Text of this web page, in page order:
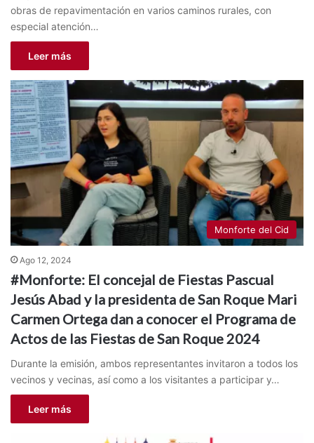
obras de repavimentación en varios caminos rurales, con
especial atención…
Leer más
Monforte del Cid
Ago 12, 2024
#Monforte: El concejal de Fiestas Pascual
Jesús Abad y la presidenta de San Roque Mari
Carmen Ortega dan a conocer el Programa de
Actos de las Fiestas de San Roque 2024
Durante la emisión, ambos representantes invitaron a todos los
vecinos y vecinas, así como a los visitantes a participar y…
Leer más